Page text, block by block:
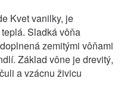
Kvet vanilky, je
Sladká vôňa
zemitými vôňami
Základ vône je drevitý,
a vzácnu živicu